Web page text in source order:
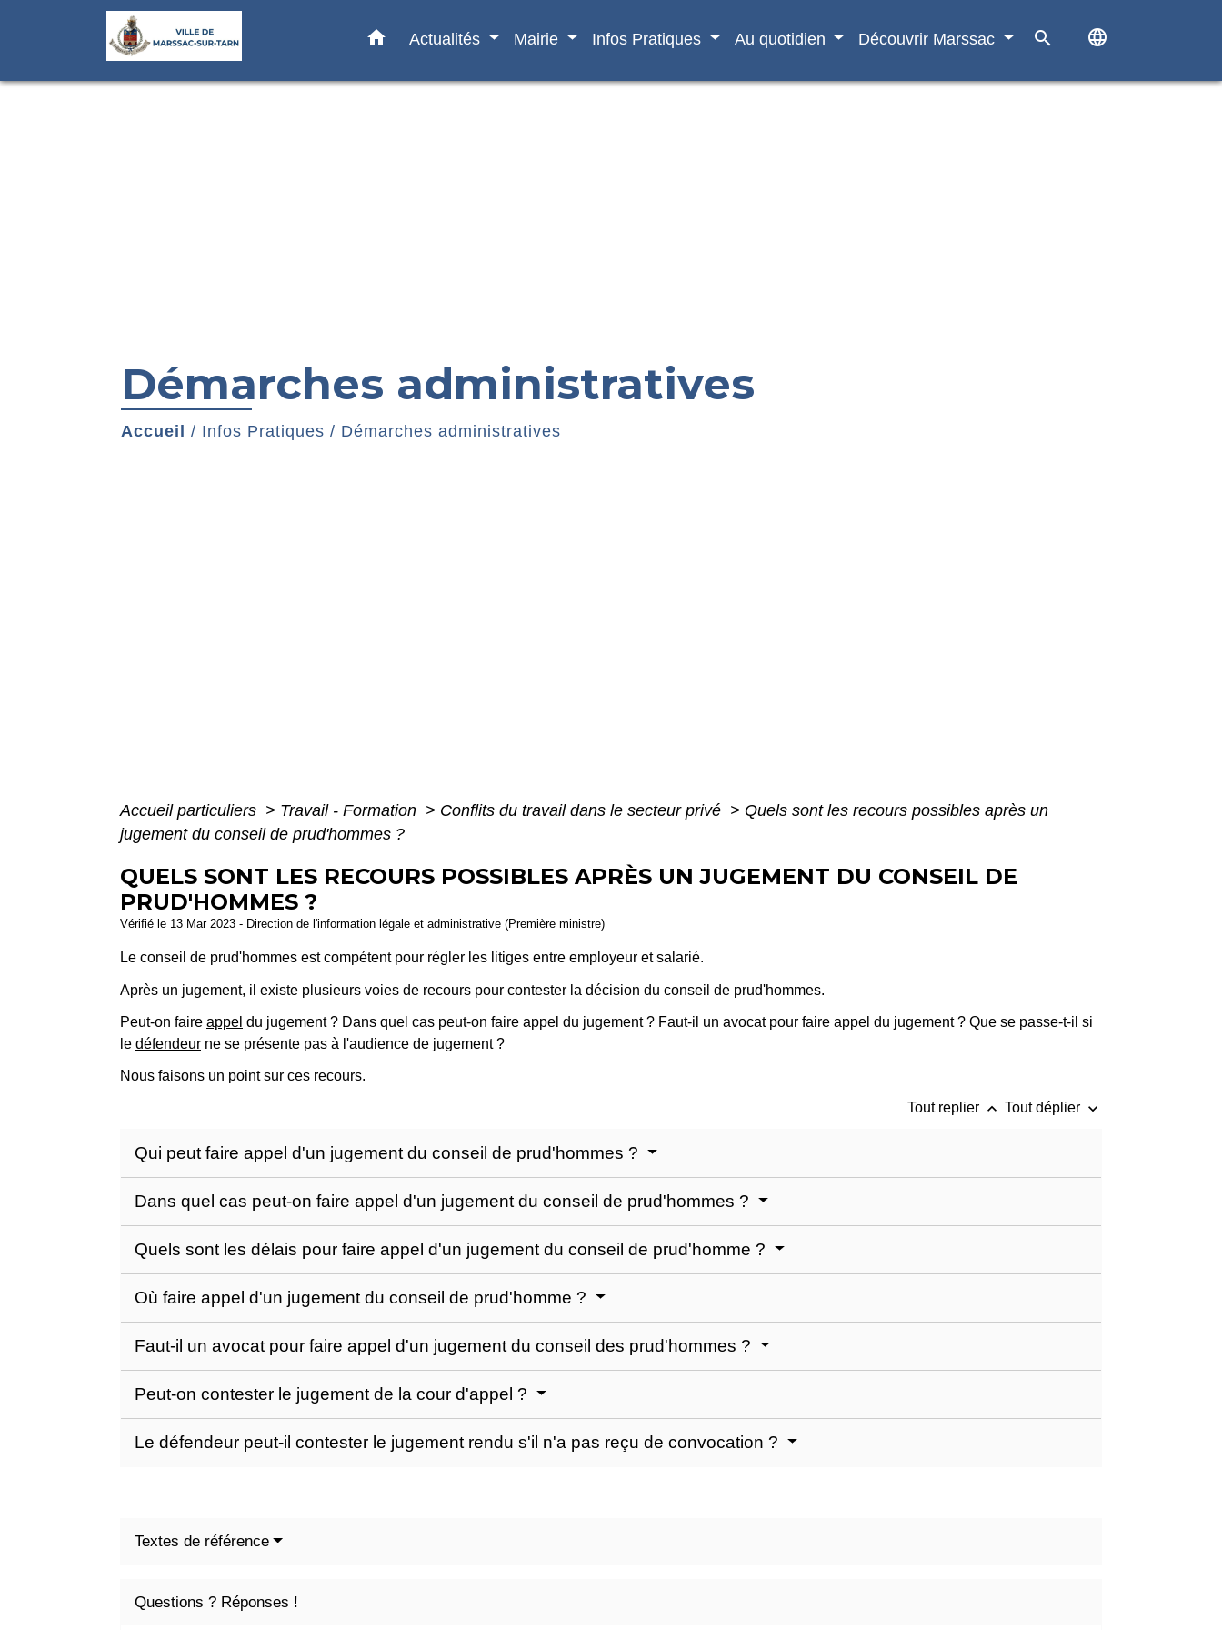
home Actualités Mairie Infos Pratiques Au quotidien Découvrir Marssac search language
Démarches administratives
Accueil / Infos Pratiques / Démarches administratives
Accueil particuliers > Travail - Formation > Conflits du travail dans le secteur privé > Quels sont les recours possibles après un
jugement du conseil de prud'hommes ?
QUELS SONT LES RECOURS POSSIBLES APRÈS UN JUGEMENT DU CONSEIL DE
PRUD'HOMMES ?
Vérifié le 13 Mar 2023 - Direction de l'information légale et administrative (Première ministre)
Le conseil de prud'hommes est compétent pour régler les litiges entre employeur et salarié.
Après un jugement, il existe plusieurs voies de recours pour contester la décision du conseil de prud'hommes.
Peut-on faire appel du jugement ? Dans quel cas peut-on faire appel du jugement ? Faut-il un avocat pour faire appel du jugement ? Que se passe-t-il si
le défendeur ne se présente pas à l'audience de jugement ?
Nous faisons un point sur ces recours.
Tout replier keyboard_arrow_up Tout déplier keyboard_arrow_down
Qui peut faire appel d'un jugement du conseil de prud'hommes ?
Dans quel cas peut-on faire appel d'un jugement du conseil de prud'hommes ?
Quels sont les délais pour faire appel d'un jugement du conseil de prud'homme ?
Où faire appel d'un jugement du conseil de prud'homme ?
Faut-il un avocat pour faire appel d'un jugement du conseil des prud'hommes ?
Peut-on contester le jugement de la cour d'appel ?
Le défendeur peut-il contester le jugement rendu s'il n'a pas reçu de convocation ?
Textes de référence
Questions ? Réponses !